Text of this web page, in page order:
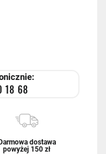
18 68
dostawa
powyżej 150 zł